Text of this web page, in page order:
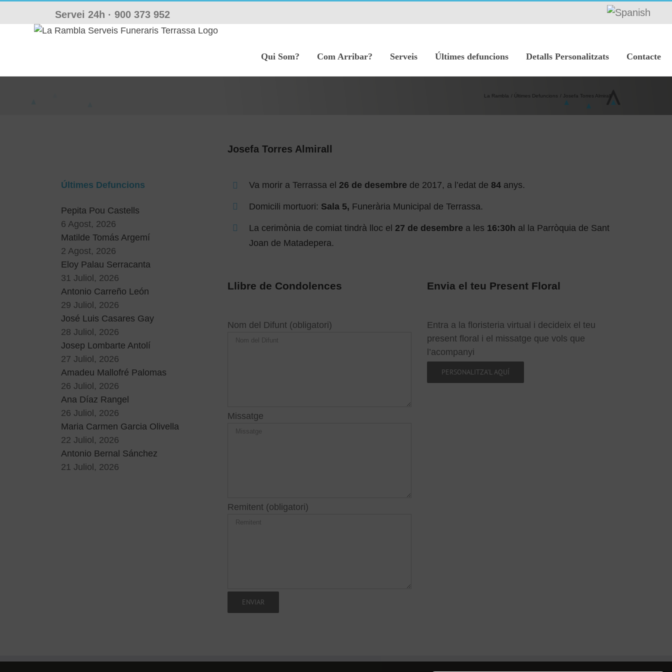
Servei 24h · 900 373 952
Qui Som? Com Arribar? Serveis Últimes defuncions Detalls Personalitzats Contacte
La Rambla Últimes Defuncions Josefa Torres Almirall
Josefa Torres Almirall
Va morir a Terrassa el 26 de desembre de 2017, a l’edat de 84 anys.
Domicili mortuori: Sala 5, Funerària Municipal de Terrassa.
La cerimònia de comiat tindrà lloc el 27 de desembre a les 16:30h al la Parròquia de Sant
Joan de Matadepera.
Llibre de Condolences
Nom del Difunt (obligatori)
Missatge
Remitent (obligatori)
Envia el teu Present Floral
Entra a la floristeria virtual i decideix el teu
present floral i el missatge que vols que
l’acompanyi
PERSONALITZA’L AQUÍ
Últimes Defuncions
Pepita Pou Castells
6 Agost, 2026
Matilde Tomás Argemí
2 Agost, 2026
Eloy Palau Serracanta
31 Juliol, 2026
Antonio Carreño León
29 Juliol, 2026
José Luis Casares Gay
28 Juliol, 2026
Josep Lombarte Antolí
27 Juliol, 2026
Amadeu Mallofré Palomas
26 Juliol, 2026
Ana Díaz Rangel
26 Juliol, 2026
Maria Carmen Garcia Olivella
22 Juliol, 2026
Antonio Bernal Sánchez
21 Juliol, 2026